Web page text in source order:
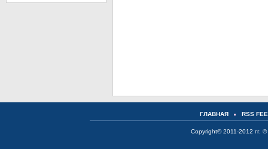
ГЛАВНАЯ RSS
Copyright© 2011-2012 гг. ©